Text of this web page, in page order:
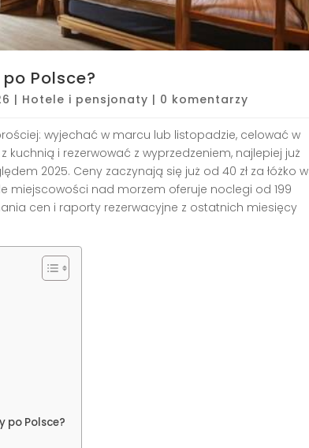
Polsce?
| Hotele i pensjonaty | 0 komentarzy
wyjechać w marcu lub listopadzie, celować w
z kuchnią i rezerwować z wyprzedzeniem, najlepiej już
2025. Ceny zaczynają się już od 40 zł za łóżko w
miejscowości nad morzem oferuje noclegi od 199
cen i raporty rezerwacyjne z ostatnich miesięcy
po Polsce?